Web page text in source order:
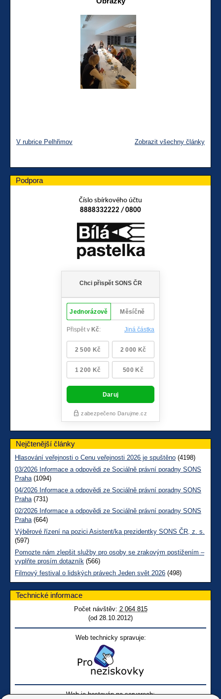
V rubrice Pelhřimov Zobrazit všechny články
Podpora
Číslo sbírkového účtu
8888332222 / 0800
Nejčtenější články
Hlasování veřejnosti o Cenu veřejnosti 2026 je spuštěno (4198)
03/2026 Informace a odpovědi ze Sociálně právní poradny SONS
Praha(1094)
04/2026 Informace a odpovědi ze Sociálně právní poradny SONS
Praha(731)
02/2026 Informace a odpovědi ze Sociálně právní poradny SONS
Praha(664)
Výběrové řízení na pozici Asistent/ka prezidentky SONS ČR, z. s.
(597)
Pomozte nám zlepšit služby pro osoby se zrakovým postižením –
vyplňte prosím dotazník (566)
Filmový festival o lidských právech Jeden svět 2026 (498)
Technické informace
Počet návštěv: 2 064 815
(od 28.10.2012)
Web technicky spravuje:
Web je hostován na serverech: